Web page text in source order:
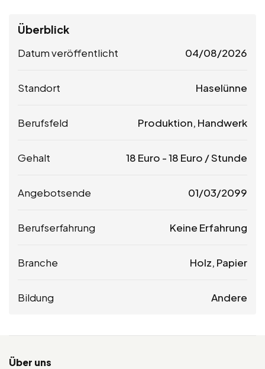
Überblick
Datum veröffentlicht 04/08/2026
Standort Haselünne
Berufsfeld Produktion, Handwerk
Gehalt 18 Euro -18 Euro / Stunde
Angebotsende 01/03/2099
Berufserfahrung Keine Erfahrung
Branche Holz, Papier
Bildung Andere
Über uns